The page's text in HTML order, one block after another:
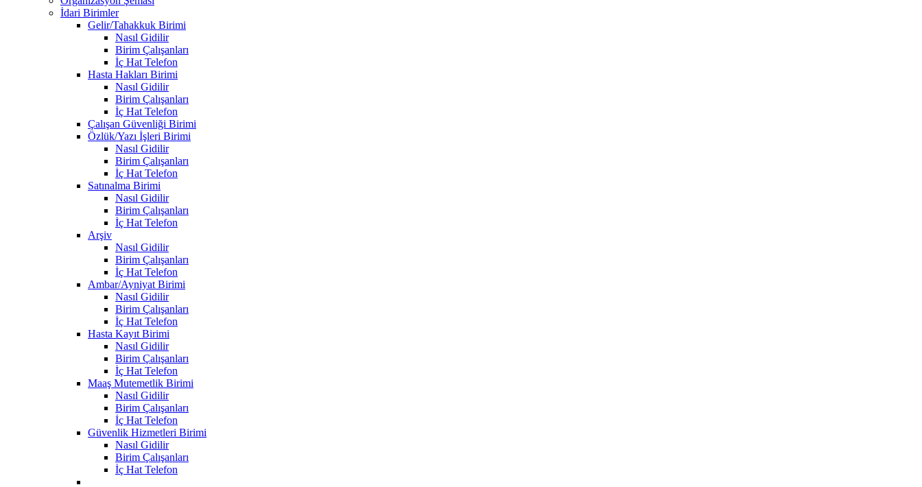
İdari Birimler
Gelir/Tahakkuk Birimi
Nasıl Gidilir
Birim Çalışanları
İç Hat Telefon
Hasta Hakları Birimi
Nasıl Gidilir
Birim Çalışanları
İç Hat Telefon
Çalışan Güvenliği Birimi
Özlük/Yazı İşleri Birimi
Nasıl Gidilir
Birim Çalışanları
İç Hat Telefon
Satınalma Birimi
Nasıl Gidilir
Birim Çalışanları
İç Hat Telefon
Arşiv
Nasıl Gidilir
Birim Çalışanları
İç Hat Telefon
Ambar/Ayniyat Birimi
Nasıl Gidilir
Birim Çalışanları
İç Hat Telefon
Hasta Kayıt Birimi
Nasıl Gidilir
Birim Çalışanları
İç Hat Telefon
Maaş Mutemetlik Birimi
Nasıl Gidilir
Birim Çalışanları
İç Hat Telefon
Güvenlik Hizmetleri Birimi
Nasıl Gidilir
Birim Çalışanları
İç Hat Telefon